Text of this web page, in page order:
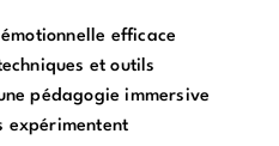
efficace
et outils
pédagogie immersive
expérimentent